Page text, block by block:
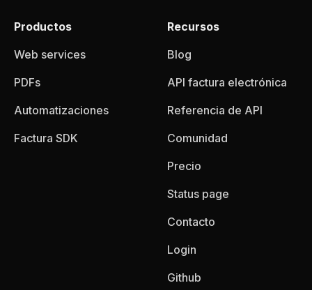
Productos
Web services
PDFs
Automatizaciones
Factura SDK
Recursos
Blog
API factura electrónica
Referencia de API
Comunidad
Precio
Status page
Contacto
Login
Github